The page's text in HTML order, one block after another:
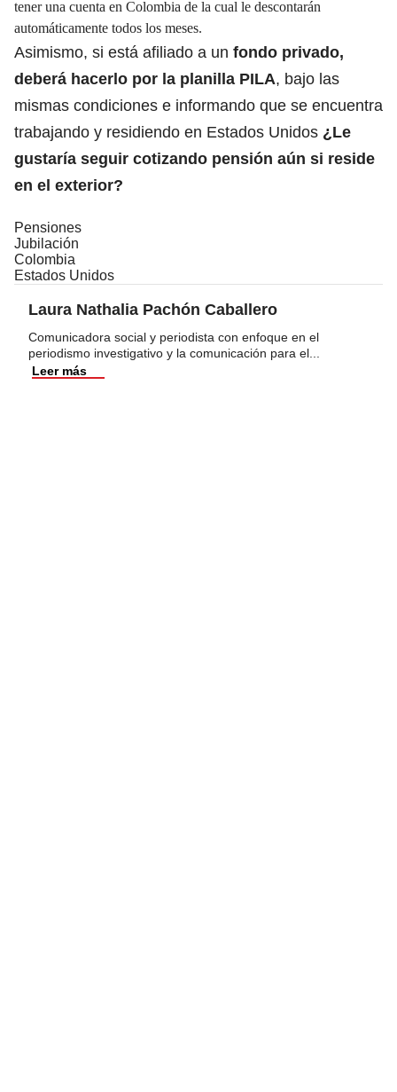
tener una cuenta en Colombia de la cual le descontarán
automáticamente todos los meses.
Asimismo, si está afiliado a un fondo privado,
deberá hacerlo por la planilla PILA, bajo las
mismas condiciones e informando que se encuentra
trabajando y residiendo en Estados Unidos ¿Le
gustaría seguir cotizando pensión aún si reside
en el exterior?
Pensiones
Jubilación
Colombia
Estados Unidos
Laura Nathalia Pachón Caballero
Comunicadora social y periodista con enfoque en el
periodismo investigativo y la comunicación para el
Leer más